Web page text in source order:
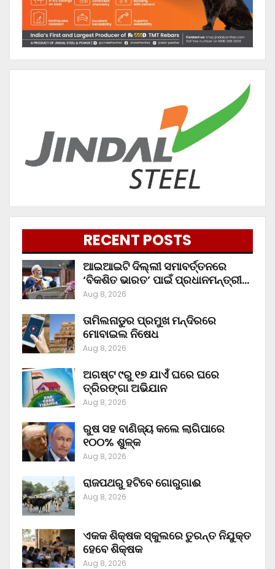
RECENT POSTS
ଆଇଆଇଟି ଦିଲ୍ଲୀ ସମାବର୍ତ୍ତନରେ
‘ବିକଶିତ ଭାରତ’ ପାଇଁ ପ୍ରଧାନମନ୍ତ୍ରୀ…
Aug 8, 2026
ତାମିଲନାଡୁର ପ୍ରମୁଖ ମନ୍ଦିରରେ
ମୋବାଇଲ ନିଷେଧ
Aug 8, 2026
ଅଗଷ୍ଟ ୯ରୁ ୧୭ ଯାଏଁ ଘରେ ଘରେ
ତ୍ରିରଙ୍ଗା ଅଭିଯାନ
Aug 8, 2026
ରୁଷ ସହ ବାଣିଜ୍ୟ କଲେ ଲାଗିପାରେ
୧୦୦% ଶୁଳ୍କ
Aug 8, 2026
ରାଜପଥରୁ ହଟିବେ ଗୋରୁଗାଈ
Aug 8, 2026
ଏକକ ଶିକ୍ଷକ ସ୍କୁଲରେ ତୁରନ୍ତ ନିଯୁକ୍ତ
ହେବେ ଶିକ୍ଷକ
Aug 8, 2026